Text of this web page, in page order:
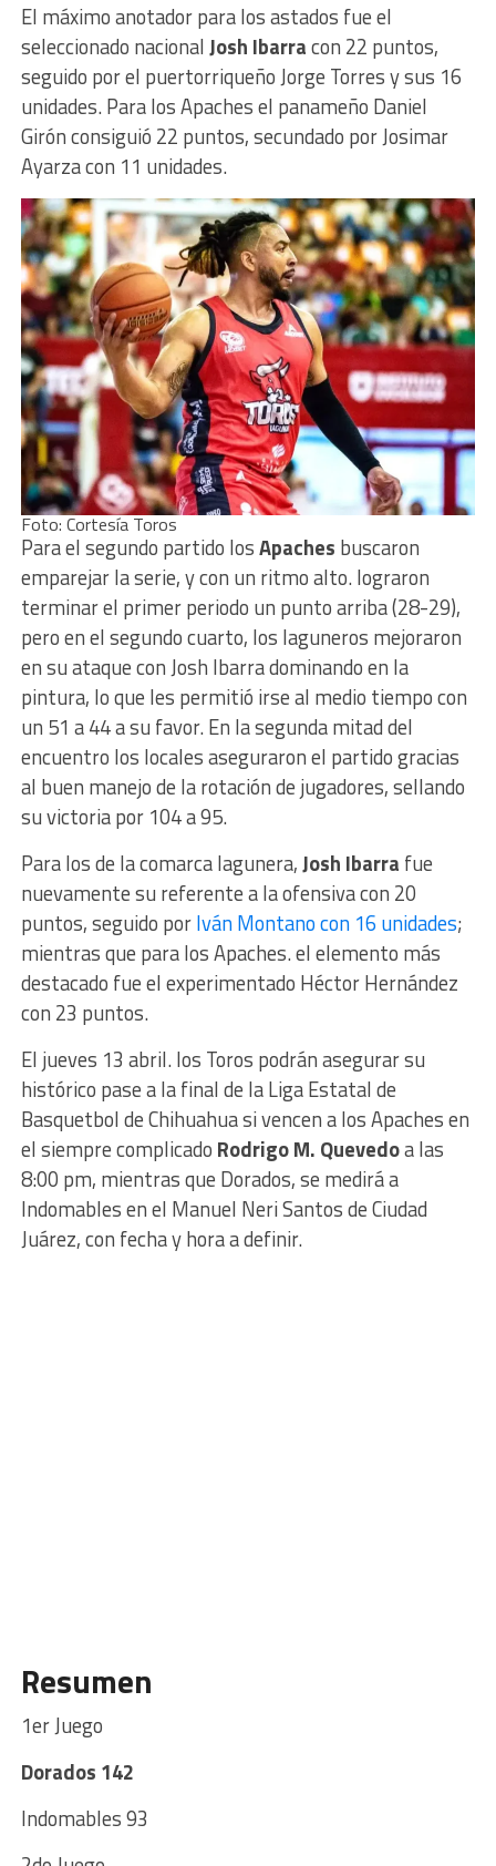
El máximo anotador para los astados fue el
seleccionado nacionalJosh Ibarracon 22 puntos,
seguido por el puertorriqueño Jorge Torres y sus 16
unidades. Para los Apaches el panameño Daniel
Girón consiguió 22 puntos, secundado por Josimar
Ayarza con 11 unidades.
Foto: Cortesía Toros
Para el segundo partido losApaches buscaron
emparejar la serie, y con un ritmo alto. lograron
terminar el primer periodo un punto arriba (28-29),
pero en el segundo cuarto, los laguneros mejoraron
en su ataque con Josh Ibarra dominando en la
pintura, lo que les permitió irse al medio tiempo con
un 51 a 44 a su favor. En la segunda mitad del
encuentro los locales aseguraron el partido gracias
al buen manejo de la rotación de jugadores, sellando
su victoria por 104 a 95.
Para los de la comarca lagunera,Josh Ibarra fue
nuevamente su referente a la ofensiva con 20
puntos, seguido porIván Montano con 16 unidades;
mientras que para los Apaches. el elemento más
destacado fue el experimentado Héctor Hernández
con 23 puntos.
El jueves 13 abril. los Toros podrán asegurar su
histórico pase a la final de la Liga Estatal de
Basquetbol de Chihuahua si vencen a los Apaches en
el siempre complicado Rodrigo M. Quevedoa las
8:00 pm, mientras que Dorados, se medirá a
Indomables en el Manuel Neri Santos de Ciudad
Juárez, con fecha y hora a definir.
Resumen
1er Juego
Dorados 142
Indomables 93